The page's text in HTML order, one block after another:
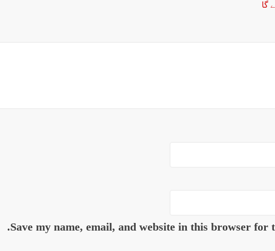
گا
Save my name, email, and website in this browser for